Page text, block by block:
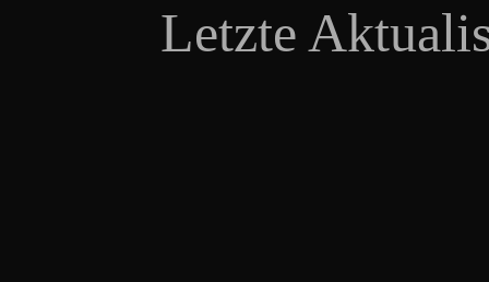
Letzte